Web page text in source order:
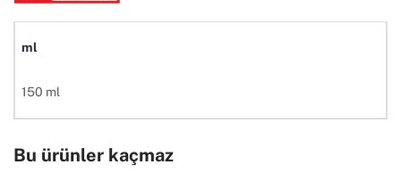
ml
150 ml
Bu ürünler kaçmaz